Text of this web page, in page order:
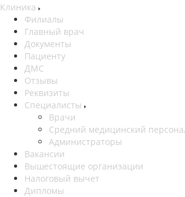
Клиника
Филиалы
Главный врач
Документы
Пациенту
ДМС
Отзывы
Реквизиты
Специалисты
Врачи
Средний медицинский
Администраторы
Вакансии
Вышестоящие организации
Налоговый вычет
Дипломы